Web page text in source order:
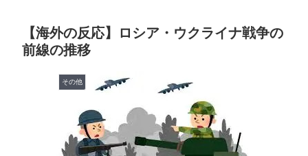
だった』と衝撃発言！日韓ワールドカップ4強にも疑い
の視線が向けられる」
に海外がびっくり仰天
韓国人「日本がここまでの観光大国に発展した本当の理
由がこちら…」→「昔から日本は愛されてた…（ﾌﾞﾙﾌﾞ
ﾙ」＝韓国の反応
【海外の反応】ロシア・ウクライナ戦争の
前線の推移
その他